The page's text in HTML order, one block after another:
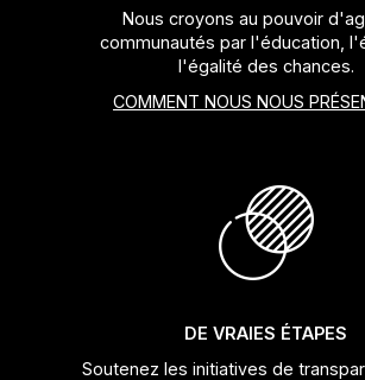
Nous croyons au pouvoir
communautés par l'éducation,
l'égalité des chances.
COMMENT NOUS NOUS
DE VRAIES ÉTAPES
Soutenez les initiatives de